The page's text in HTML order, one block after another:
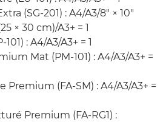
(SG-201) : A4/A3/8" × 10"
× 30 cm)/A3+ = 1
: A4/A3/A3+ = 1
Mat (PM-101) : A4/A3/A3+ =
Premium (FA-SM) : A4/A3/A3+ =
Premium (FA-RG1) :